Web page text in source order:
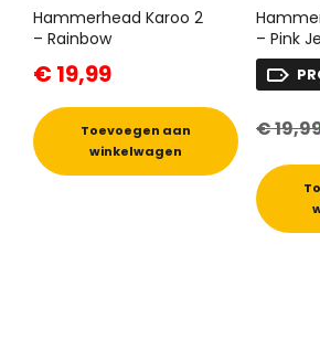
Hammerhead Karoo 2
– Rainbow
€19,99
Toevoegen aan
winkelwagen
– Pink
€